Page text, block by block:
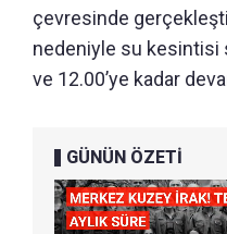
çevresinde
nedeniyle su kesintisi
ve 12.00’ye kadar
GÜNÜN ÖZETİ